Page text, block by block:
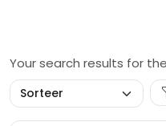
Your search results for